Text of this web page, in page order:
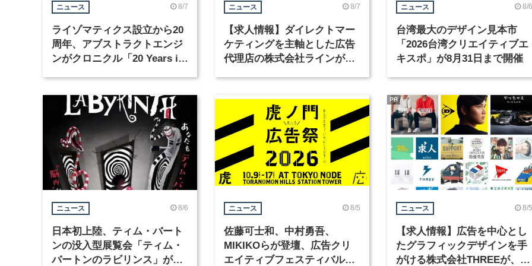
ニュース 8/7
ライゾマティクス設立から20
周年、アブストラクトエンジ
ンがクロニクル「20 Years in
ニュース 8/7
【求人情報】ダイレクトマー
ケティングを主軸とした広告
代理店の株式会社ラインが、
ニュース 8/6
台湾最大のデザイン見本市
「2026台湾クリエイティブエ
キスポ」が8月31日まで開催
ニュース 8/6
日本初上陸、ティム・バート
ンの没入型展覧会「ティム・
バートンのラビリンス」が東
ニュース 8/5
佐藤可士和、中村勇吾、
MIKIKOらが登壇、広告クリ
エイティブフェスティバル
ニュース 8/5
【求人情報】広告を中心とし
たグラフィックデザインを手
がける株式会社THREEが、グ
PR